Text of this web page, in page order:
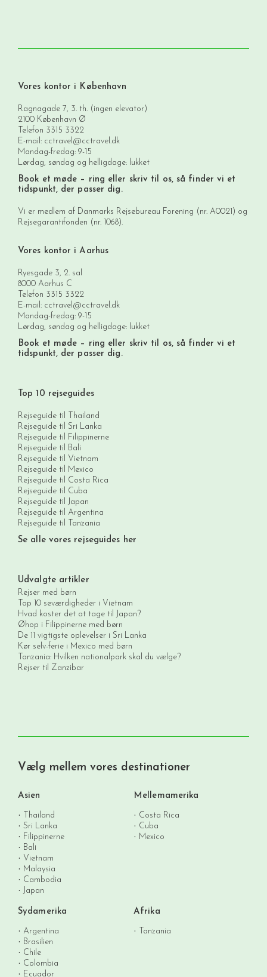
Vores kontor i København
Ragnagade 7, 3. th. (ingen elevator)
2100 København Ø
Telefon 3315 3322
E-mail: cctravel@cctravel.dk
Mandag-fredag: 9-15
Lørdag, søndag og helligdage: lukket
Book et møde – ring eller skriv til os, så finder vi et
tidspunkt, der passer dig.
Vi er medlem af Danmarks Rejsebureau Forening (nr. A0021) og
Rejsegarantifonden (nr. 1068).
Vores kontor i Aarhus
Ryesgade 3, 2. sal
8000 Aarhus C
Telefon 3315 3322
E-mail: cctravel@cctravel.dk
Mandag-fredag: 9-15
Lørdag, søndag og helligdage: lukket
Book et møde – ring eller skriv til os, så finder vi et
tidspunkt, der passer dig.
Top 10 rejseguides
Rejseguide til Thailand
Rejseguide til Sri Lanka
Rejseguide til Filippinerne
Rejseguide til Bali
Rejseguide til Vietnam
Rejseguide til Mexico
Rejseguide til Costa Rica
Rejseguide til Cuba
Rejseguide til Japan
Rejseguide til Argentina
Rejseguide til Tanzania
Se alle vores rejseguides her
Udvalgte artikler
Rejser med børn
Top 10 seværdigheder i Vietnam
Hvad koster det at tage til Japan?
Øhop i Filippinerne med børn
De 11 vigtigste oplevelser i Sri Lanka
Kør selv-ferie i Mexico med børn
Tanzania: Hvilken nationalpark skal du vælge?
Rejser til Zanzibar
Vælg mellem vores destinationer
Asien
Thailand
Sri Lanka
Filippinerne
Bali
Vietnam
Malaysia
Cambodia
Japan
Mellemamerika
Costa Rica
Cuba
Mexico
Sydamerika
Argentina
Brasilien
Chile
Colombia
Ecuador
Afrika
Tanzania